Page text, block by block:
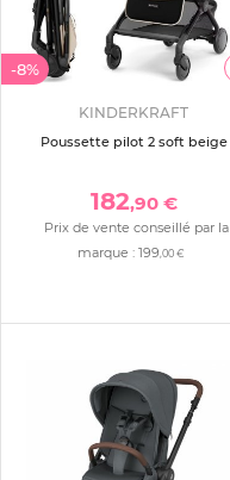
-8%
KINDERKRAFT
Poussette pilot 2 soft beige
182,90 €
Prix de vente conseillé par la
marque :199,00 €